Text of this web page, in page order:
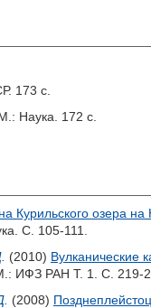
173 с.
Наука. 172 с.
Курильского озера
С. 105-111.
(2010) Вулканические
ИФЗ РАН Т. 1. С. 219-
(2008)